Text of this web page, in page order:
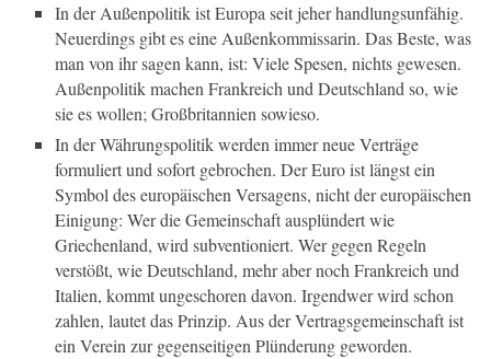
In der Außenpolitik ist Europa seit jeher handlungsunfähig.
Neuerdings gibt es eine Außenkommissarin. Das Beste, was
man von ihr sagen kann, ist: Viele Spesen, nichts gewesen.
Außenpolitik machen Frankreich und Deutschland so, wie
sie es wollen; Großbritannien sowieso.
In der Währungspolitik werden immer neue Verträge
formuliert und sofort gebrochen. Der Euro ist längst ein
Symbol des europäischen Versagens, nicht der europäischen
Einigung: Wer die Gemeinschaft ausplündert wie
Griechenland, wird subventioniert. Wer gegen Regeln
verstößt, wie Deutschland, mehr aber noch Frankreich und
Italien, kommt ungeschoren davon. Irgendwer wird schon
zahlen, lautet das Prinzip. Aus der Vertragsgemeinschaft ist
ein Verein zur gegenseitigen Plünderung geworden.